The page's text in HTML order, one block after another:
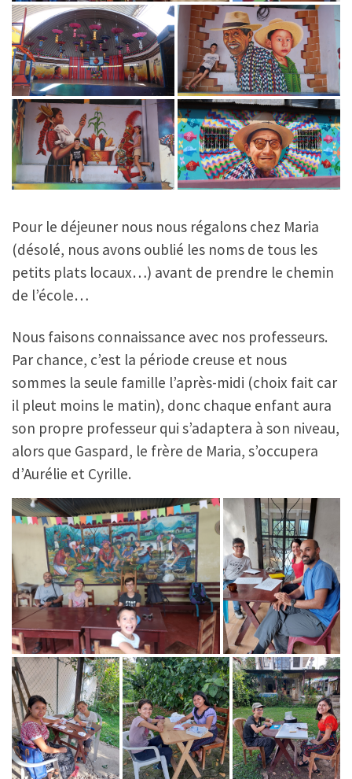
Pour le déjeuner nous nous régalons chez Maria
(désolé, nous avons oublié les noms de tous les
petits plats locaux…) avant de prendre le chemin
de l’école…
Nous faisons connaissance avec nos professeurs.
Par chance, c’est la période creuse et nous
sommes la seule famille l’après-midi (choix fait car
il pleut moins le matin), donc chaque enfant aura
son propre professeur qui s’adaptera à son niveau,
alors que Gaspard, le frère de Maria, s’occupera
d’Aurélie et Cyrille.